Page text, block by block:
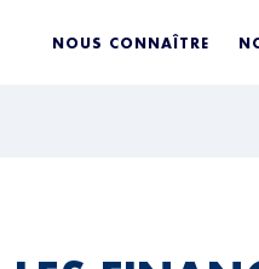
NOUS CONNAÎTRE